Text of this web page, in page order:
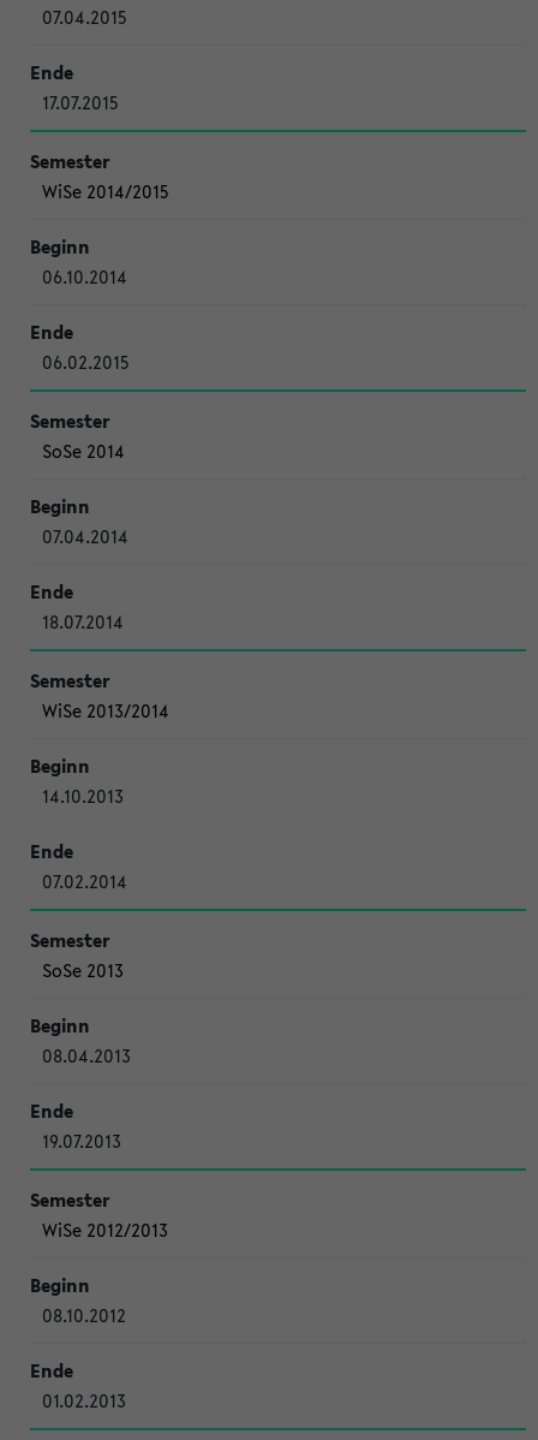
07.04.2015
17.07.2015
WiSe 2014/2015
06.10.2014
06.02.2015
SoSe 2014
07.04.2014
18.07.2014
WiSe 2013/2014
14.10.2013
07.02.2014
SoSe 2013
08.04.2013
19.07.2013
WiSe 2012/2013
08.10.2012
01.02.2013